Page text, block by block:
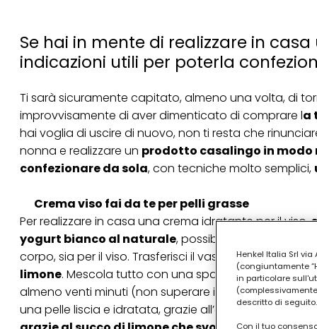
Se hai in mente di realizzare in
indicazioni utili per poterla
Ti sarà sicuramente capitato, almeno una volta, di
improvvisamente di aver dimenticato di comprare la
hai voglia di uscire di nuovo, non ti resta che
nonna e realizzare un prodotto casalingo in
confezionare da sola, con tecniche molto semplici,
Crema viso fai da te per pelli grasse
Per realizzare in casa una crema idratante per ilviso,
yogurt bianco al naturale, possibilmente senza
corpo, sia per il viso. Trasferisci il vasetto di yogurt in
limone. Mescola tutto con una spatolina e applica
almeno venti minuti (non superare i quaranta), poi
una pelle liscia e idratata, grazie all’azione del
Henkel Italia Srl via
(congiuntamente
in particolare
descritto di seguito.
Con il tuo